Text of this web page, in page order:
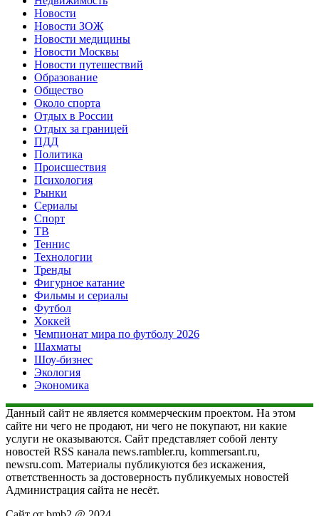
Новости
Новости ЗОЖ
Новости медицины
Новости Москвы
Новости путешествий
Образование
Общество
Около спорта
Отдых в России
Отдых за границей
ПДД
Политика
Происшествия
Психология
Рынки
Сериалы
Спорт
ТВ
Теннис
Технологии
Тренды
Фигурное катание
Фильмы и сериалы
Футбол
Хоккей
Чемпионат мира по футболу 2026
Шахматы
Шоу-бизнес
Экология
Экономика
Данный сайт не является коммерческим проектом. На этом
сайте ни чего не продают, ни чего не покупают, ни какие
услуги не оказываются. Сайт представляет собой ленту
новостей RSS канала news.rambler.ru, kommersant.ru,
newsru.com. Материалы публикуются без искажения,
ответственность за достоверность публикуемых новостей
Администрация сайта не несёт.